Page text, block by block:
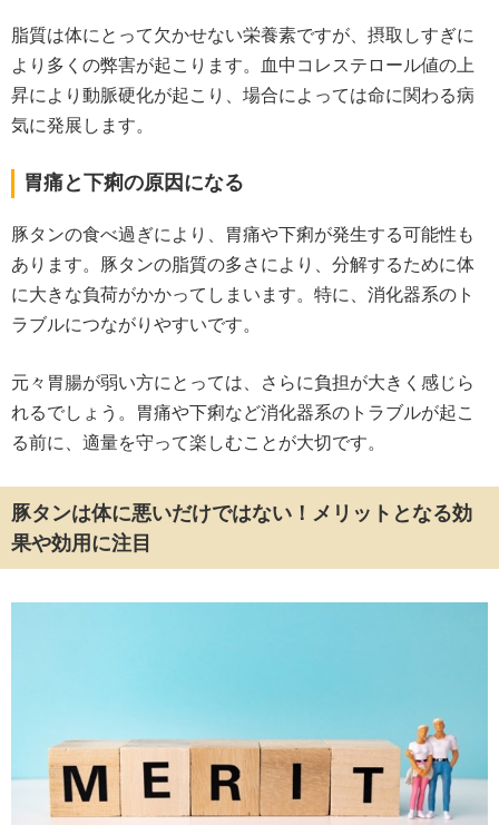
脂質は体にとって欠かせない栄養素ですが、摂取しすぎに
より多くの弊害が起こります。血中コレステロール値の上
昇により動脈硬化が起こり、場合によっては命に関わる病
気に発展します。
胃痛と下痢の原因になる
豚タンの食べ過ぎにより、胃痛や下痢が発生する可能性も
あります。豚タンの脂質の多さにより、分解するために体
に大きな負荷がかかってしまいます。特に、消化器系のト
ラブルにつながりやすいです。
元々胃腸が弱い方にとっては、さらに負担が大きく感じら
れるでしょう。胃痛や下痢など消化器系のトラブルが起こ
る前に、適量を守って楽しむことが大切です。
豚タンは体に悪いだけではない！メリットとなる効
果や効用に注目